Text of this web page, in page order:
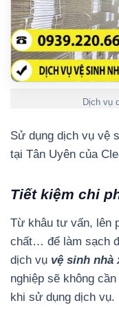
Dịch vụ
Sử dụng dịch vụ vệ
tại Tân Uyên của
Tiết kiệm chi
Từ khâu tư vấn, lên
chất… để làm sạch
dịch vụ vệ sinh nhà
nghiệp sẽ không
khi sử dụng dịch vụ.